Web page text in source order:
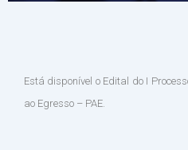
Está disponível o Edital do I
ao Egresso – PAE.